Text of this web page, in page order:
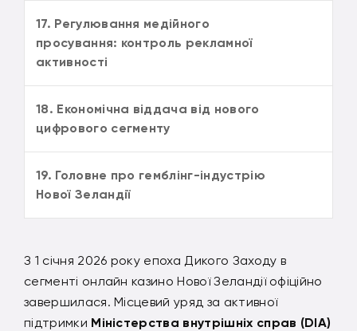
17. Регулювання медійного
просування: контроль рекламної
активності
18. Економічна віддача від нового
цифрового сегменту
19. Головне про гемблінг-індустрію
Нової Зеландії
З 1 січня 2026 року епоха Дикого Заходу в
сегменті онлайн казино Нової Зеландії офіційно
завершилася. Місцевий уряд за активної
підтримки Міністерства внутрішніх справ (DIA)